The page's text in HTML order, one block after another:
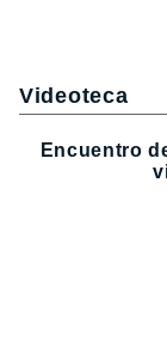
Videoteca
Encuentro